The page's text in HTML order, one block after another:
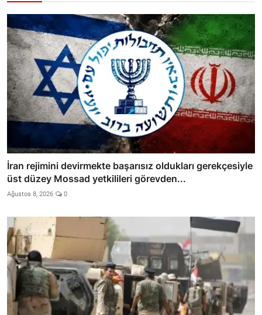
İran rejimini devirmekte başarısız oldukları gerekçesiyle
üst düzey Mossad yetkilileri görevden...
Ağustos 8, 2026 0